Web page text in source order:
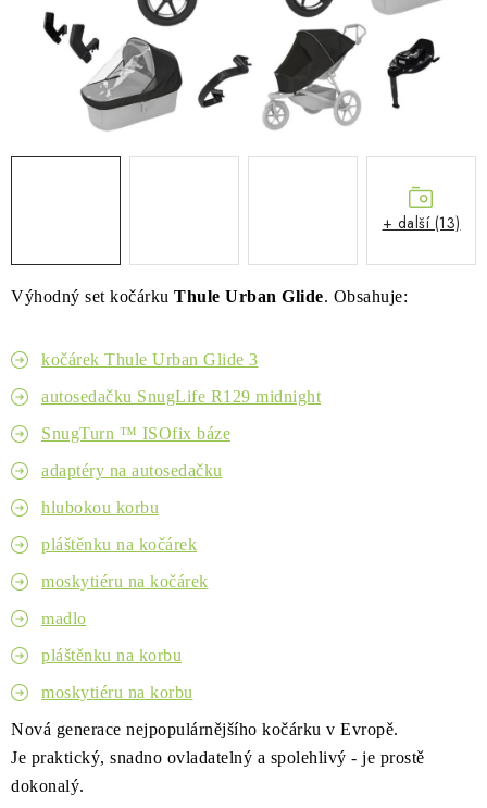
PRO PSY
BOXY NA TAŽNÁ ZAŘÍZENÍ
OSTATNÍ NOSIČE
CESTOVNÍ ZAVAZADLA
DÁRKOVÉ POUKAZY
Kontakty Doprava a platba
Výhodný set kočárku Thule Urban Glide. Obsahuje:
kočárek Thule Urban Glide 3
autosedačku SnugLife R129 midnight
SnugTurn ™ ISOfix báze
adaptéry na autosedačku
hlubokou korbu
pláštěnku na kočárek
moskytiéru na kočárek
madlo
pláštěnku na korbu
moskytiéru na korbu
Nová generace nejpopulárnějšího kočárku v Evropě.
Je praktický, snadno ovladatelný a spolehlivý - je prostě
dokonalý.
+ další (13)